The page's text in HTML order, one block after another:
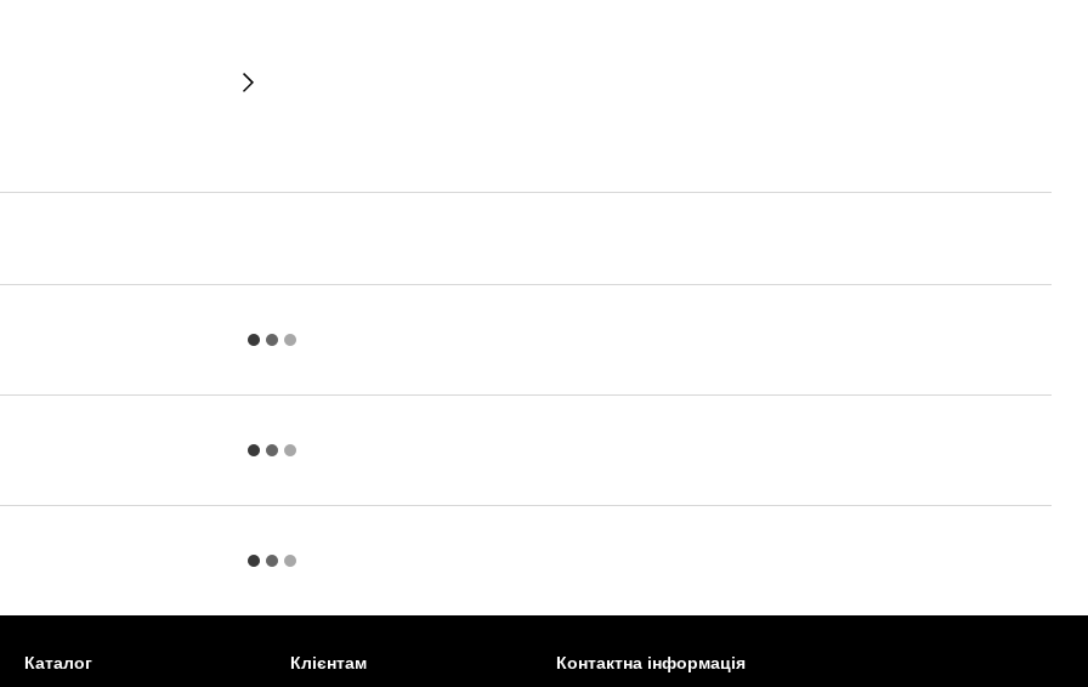
Каталог Клієнтам Контактна інформація